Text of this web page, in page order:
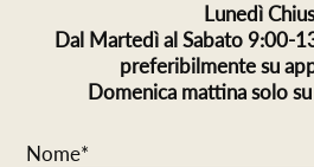
Lunedì
Dal Martedì al Sabato 9:00-
preferibilmente su
Domenica mattina solo
Nome*